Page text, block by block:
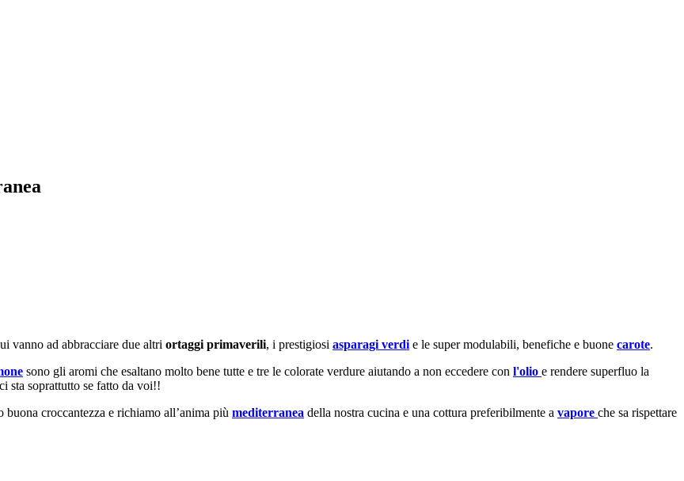
vanno ad abbracciare due altri ortaggi primaverili, i prestigiosi asparagi verdie le super modulabili, benefiche e buone carote.
sono gli aromi che esaltano molto bene tutte e tre le colorate verdure aiutando a non eccedere con l'olio e rendere superfluo la
sta soprattutto se fatto da voi!!
croccantezza e richiamo all’anima più mediterranea della nostra cucina e una cottura preferibilmente a vapore che sa rispettare